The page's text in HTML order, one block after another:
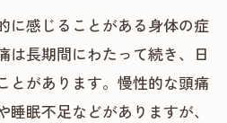
に感じることがある身体の症
は長期間にわたって続き、日
とがあります。慢性的な頭痛
眠不足などがありますが、